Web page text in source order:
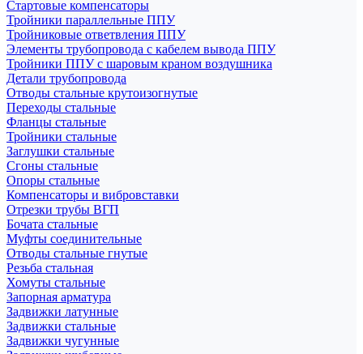
Стартовые компенсаторы
Тройники параллельные ППУ
Тройниковые ответвления ППУ
Элементы трубопровода с кабелем вывода ППУ
Тройники ППУ с шаровым краном воздушника
Детали трубопровода
Отводы стальные крутоизогнутые
Переходы стальные
Фланцы стальные
Тройники стальные
Заглушки стальные
Сгоны стальные
Опоры стальные
Компенсаторы и вибровставки
Отрезки трубы ВГП
Бочата стальные
Муфты соединительные
Отводы стальные гнутые
Резьба стальная
Хомуты стальные
Запорная арматура
Задвижки латунные
Задвижки стальные
Задвижки чугунные